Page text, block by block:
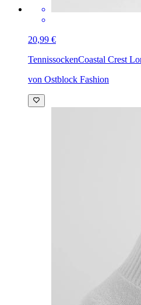
20,99 €
TennissockenCoastal Crest
von Ostblock Fashion